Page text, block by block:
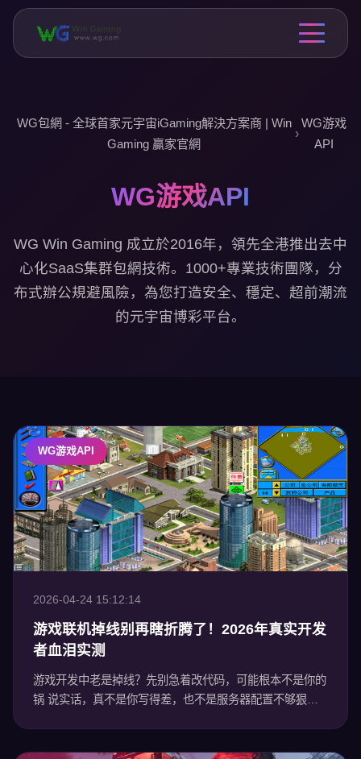
WG包網 - 全球首家元宇宙iGaming解決方案商 | Win
Gaming 贏家官網
›
WG游戏
API
WG游戏API
WG Win Gaming 成立於2016年，領先全港推出去中
心化SaaS集群包網技術。1000+專業技術團隊，分
布式辦公規避風險，為您打造安全、穩定、超前潮流
的元宇宙博彩平台。
WG游戏API
2026-04-24 15:12:14
游戏联机掉线别再瞎折腾了！2026年真实开发
者血泪实测
游戏开发中老是掉线？先别急着改代码，可能根本不是你的
锅 说实话，真不是你写得差，也不是服务器配置不够狠。